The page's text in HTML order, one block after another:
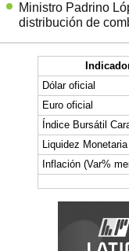
Ministro Padrino
distribución de
Dólar oficial
Euro oficial
Índice Bursátil
Liquidez
Inflación (Var%